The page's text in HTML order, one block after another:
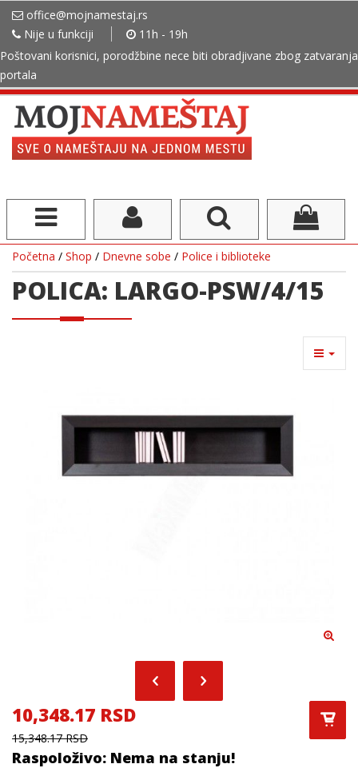
office@mojnamestaj.rs
Nije u funkciji
11h - 19h
Poštovani korisnici, porodžbine nece biti obradjivane zbog zatvaranja
portala
Početna / Shop / Dnevne sobe / Police i biblioteke
POLICA: LARGO-PSW/4/15
10,348.17 RSD
15,348.17 RSD
Raspoloživo: Nema na stanju!